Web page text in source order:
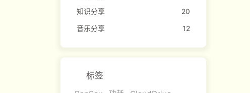
知识分享
20
音乐分享
12
标签